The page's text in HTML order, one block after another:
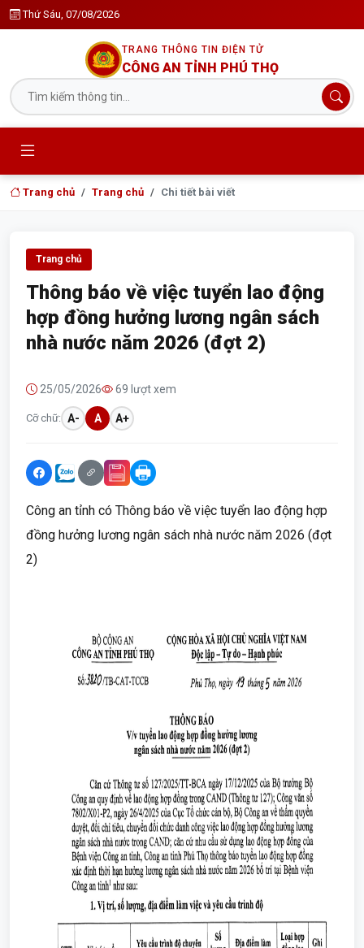
Thứ Sáu, 07/08/2026
TRANG THÔNG TIN ĐIỆN TỬ
CÔNG AN TỈNH PHÚ THỌ
Trang chủ Trang chủ Chi tiết bài viết
Trang chủ
Thông báo về việc tuyển lao động
hợp đồng hưởng lương ngân sách
nhà nước năm 2026 (đợt 2)
25/05/2026 69 lượt xem
Cỡ chữ: A- A A+
Công an tỉnh có Thông báo về việc tuyển lao động hợp
đồng hưởng lương ngân sách nhà nước năm 2026 (đợt
2)